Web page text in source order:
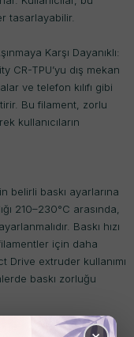
tasarlayabilir.
Karşı Dayanıklı:
CR-TPU’yu dış mekan
ve telefon kılıfı gibi
Bu filament, zorlu
kullanıcıların
belirli baskı ayarlarına
210–230°C arasında,
Baskı hızı
için daha
Drive extruder kullanımı
baskı zorluğu